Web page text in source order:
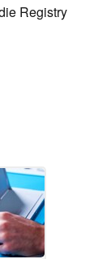
Registry